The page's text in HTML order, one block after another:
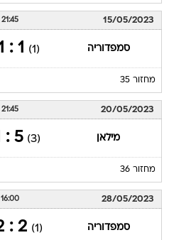
15/05/2023
21:45
סמפדוריה (1)
1 : 1
מחזור 35
20/05/2023
21:45
מילאן (3)
5 : 1
מחזור 36
28/05/2023
16:00
סמפדוריה (1)
2 : 2